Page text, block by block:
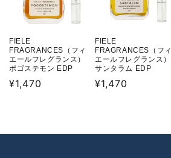
FIELE
FRAGRANCES（フィ
エールフレグランス）
ポゴステモン EDP
通
¥1,470
FIELE
FRAGRANCES（フィ
エールフレグランス）
サンタラム EDP
通
¥1,470